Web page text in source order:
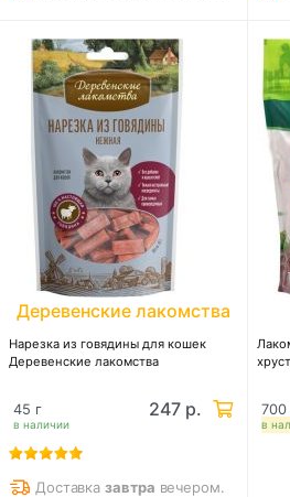
Деревенские лакомства
Нарезка из говядины для кошек
Деревенские лакомства
в наличии
45 г 247 р.
Доставказавтра вечером.
в
700